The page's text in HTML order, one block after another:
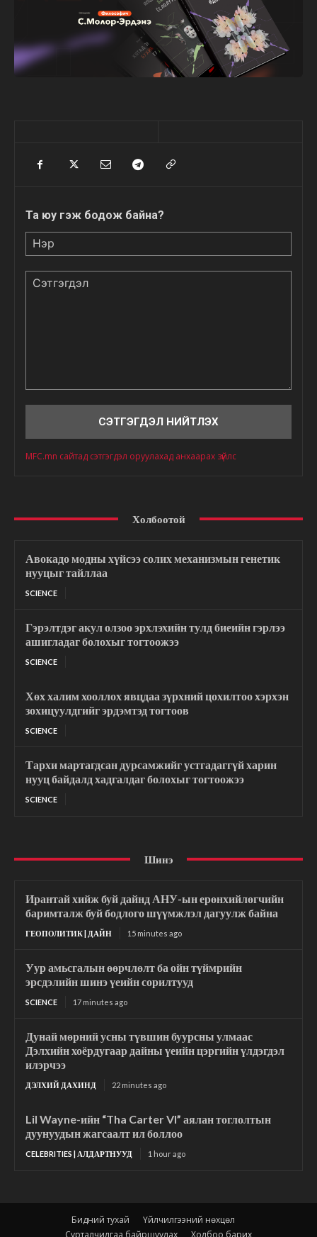
Та юу гэж бодож байна?
MFC.mn сайтад сэтгэгдэл оруулахад анхаарах зүйлс
Холбоотой
Авокадо модны хүйсээ солих механизмын генетик
нууцыг тайллаа
SCIENCE
Гэрэлтдэг акул олзоо эрхлэхийн тулд биеийн гэрлээ
ашигладаг болохыг тогтоожээ
SCIENCE
Хөх халим хооллох явцдаа зүрхний цохилтоо хэрхэн
зохицуулдгийг эрдэмтэд тогтоов
SCIENCE
Тархи мартагдсан дурсамжийг устгадаггүй харин
нууц байдалд хадгалдаг болохыг тогтоожээ
SCIENCE
Шинэ
Ирантай хийж буй дайнд АНУ-ын ерөнхийлөгчийн
баримталж буй бодлого шүүмжлэл дагуулж байна
ГЕОПОЛИТИК | ДАЙН 15 minutes ago
Уур амьсгалын өөрчлөлт ба ойн түймрийн
эрсдэлийн шинэ үеийн сорилтууд
SCIENCE 17 minutes ago
Дунай мөрний усны түвшин буурсны улмаас
Дэлхийн хоёрдугаар дайны үеийн цэргийн үлдэгдэл
илэрчээ
ДЭЛХИЙ ДАХИНД 22 minutes ago
Lil Wayne-ийн “Tha Carter VI” аялан тоглолтын
дуунуудын жагсаалт ил боллоо
CELEBRITIES | АЛДАРТНУУД 1 hour ago
Бидний тухай
Үйлчилгээний нөхцөл
Сурталчилгаа байршуулах
Холбоо барих